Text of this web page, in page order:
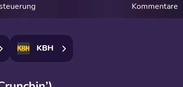
Kommentare
KBH